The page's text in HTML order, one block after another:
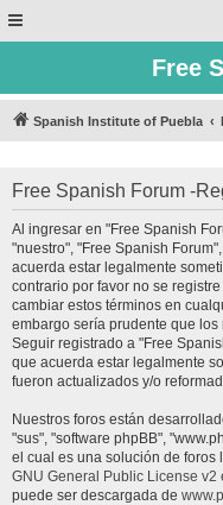
Free
Spanish Institute of Puebla
Free Spanish Forum -
Al ingresar en "Free Spanish
"nuestro", "Free Spanish
acuerda estar legalmente
contrario por favor no se
cambiar estos términos en
embargo sería prudente que
Seguir registrado a "Free
que acuerda estar legalmente
fueron actualizados y/o
Nuestros foros están
"sus", "software phpBB",
el cual es una solución de foros
GNU General Public License v2
puede ser descargada de